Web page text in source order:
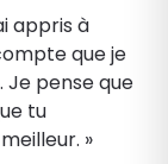
appris à
que je
Je pense que
tu
»